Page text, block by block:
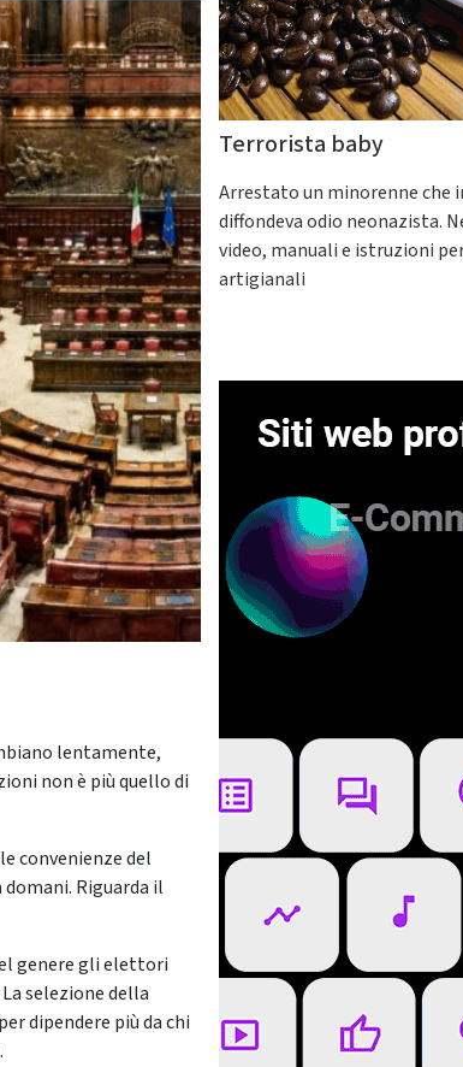
lentamente,
non è più quello di
convenienze del
Riguarda il
genere gli elettori
selezione della
dipendere più da chi
Terrorista baby
Arrestato un minorenne che
diffondeva odio neonazista.
video, manuali e istruzioni
artigianali